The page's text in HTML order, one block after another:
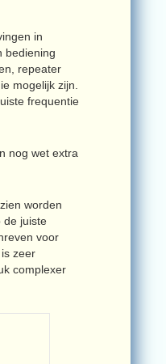
in
bediening
repeater
mogelijk zijn.
frequentie
nog wet extra
worden
de juiste
voor
zeer
complexer